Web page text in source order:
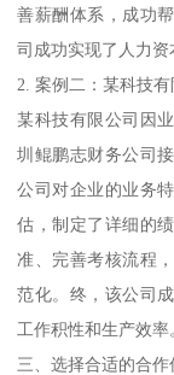
善薪酬体系，成功
司成功实现了人力资
2. 案例二：某科技
某科技有限公司因
圳鲲鹏志财务公司
公司对企业的业务
估，制定了详细的
准、完善考核流程
范化。终，该公司
工作积性和生产效率
三、选择合适的合作